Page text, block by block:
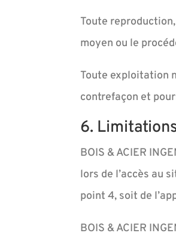
Toute
moyen ou le
Toute exploitation
contrefaçon et
6.
BOIS & ACIER
lors de l’accès au
point 4, soit de
BOIS & ACIER